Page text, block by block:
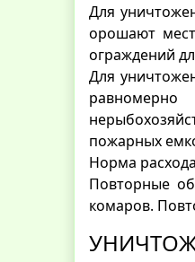
Для
орошают
ограждений
Для
пожарных
Норма
Повторные
комаров.